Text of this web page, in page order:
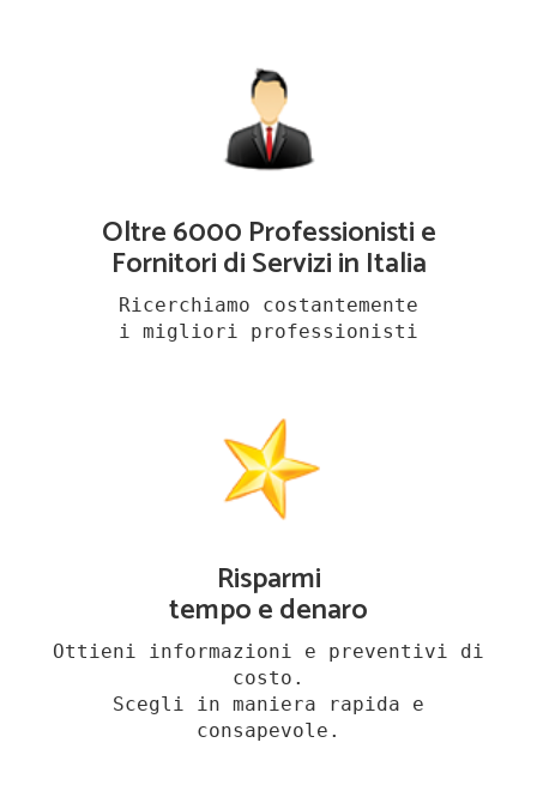
Oltre 6000 Professionisti e
Fornitori di Servizi in Italia
Ricerchiamo costantemente
i migliori professionisti
Risparmi
tempo e denaro
Ottieni informazioni e preventivi di
costo.
Scegli in maniera rapida e
consapevole.